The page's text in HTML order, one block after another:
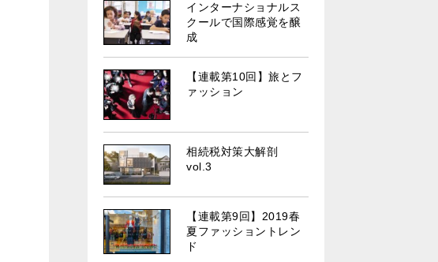
インターナショナルス
クールで国際感覚を醸
成
【連載第10回】旅とフ
ァッション
相続税対策大解剖
vol.3
【連載第9回】2019春
夏ファッショントレン
ド